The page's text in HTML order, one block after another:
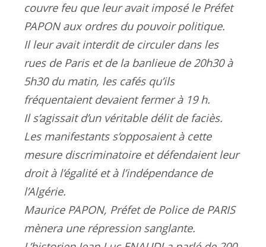
couvre feu que leur avait imposé le Préfet
PAPON aux ordres du pouvoir politique.
Il leur avait interdit de circuler dans les
rues de Paris et de la banlieue de 20h30 à
5h30 du matin, les cafés qu’ils
fréquentaient devaient fermer à 19 h.
Il s’agissait d’un véritable délit de faciès.
Les manifestants s’opposaient à cette
mesure discriminatoire et défendaient leur
droit à l’égalité et à l’indépendance de
l’Algérie.
Maurice PAPON, Préfet de Police de PARIS
mènera une répression sanglante.